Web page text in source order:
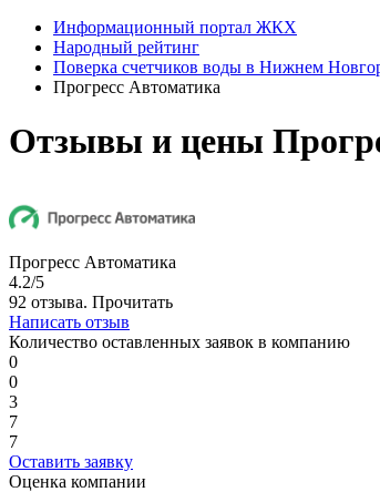
Информационный портал ЖКХ
Народный рейтинг
Поверка счетчиков воды в Нижнем
Прогресс Автоматика
Отзывы и цены
Прогресс Автоматика
4.2/5
92 отзыва. Прочитать
Написать отзыв
Количество оставленных заявок в компанию
0
0
3
7
7
Оставить заявку
Оценка компании